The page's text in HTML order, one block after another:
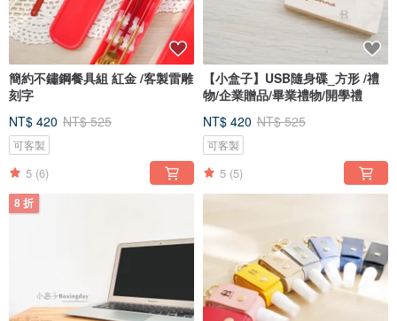
簡約不鏽鋼餐具組 紅金 /客製雷雕
刻字
NT$ 420 NT$ 525
可客製
5 (6)
【小盒子】USB隨身碟_方形 /禮
物/企業贈品/畢業禮物/開學禮
NT$ 420 NT$ 525
可客製
5 (5)
8 折